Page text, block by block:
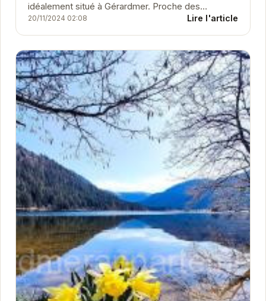
idéalement situé à Gérardmer. Proche des
commerces et des activités, il offre un cadre
parfait pour des...
20/11/2024 02:08 Lire l'article